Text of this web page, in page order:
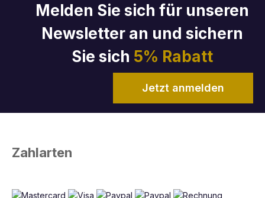
Melden Sie sich für unseren
Newsletter an und sichern
Sie sich 5% Rabatt
Jetzt anmelden
Zahlarten